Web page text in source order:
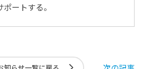
ポートする。